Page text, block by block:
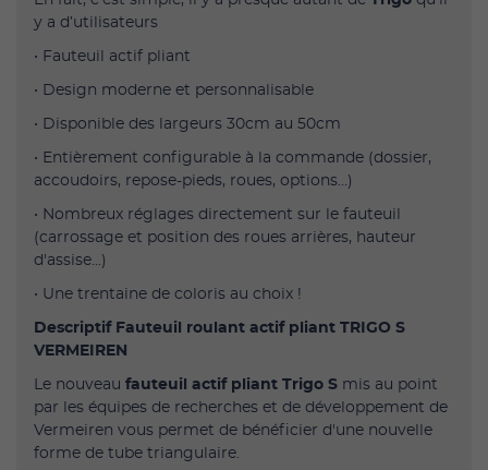
y a d’utilisateurs
• Fauteuil actif pliant
• Design moderne et personnalisable
• Disponible des largeurs 30cm au 50cm
• Entièrement configurable à la commande (dossier,
accoudoirs, repose-pieds, roues, options...)
• Nombreux réglages directement sur le fauteuil
(carrossage et position des roues arrières, hauteur
d'assise...)
• Une trentaine de coloris au choix !
Descriptif Fauteuil roulant actif pliant TRIGO S
VERMEIREN
Le nouveau fauteuil actif pliant Trigo S mis au point
par les équipes de recherches et de développement de
Vermeiren vous permet de bénéficier d'une nouvelle
forme de tube triangulaire.